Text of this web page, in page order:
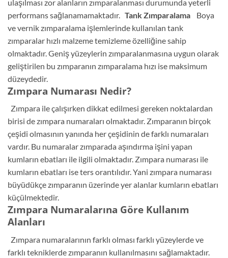
ulaşılması zor alanların zımparalanması durumunda yeterli
performans sağlanamamaktadır. Tank Zımparalama
Boya
ve vernik zımparalama işlemlerinde kullanılan tank
zımparalar hızlı malzeme temizleme özelliğine sahip
olmaktadır. Geniş yüzeylerin zımparalanmasına uygun olarak
geliştirilen bu zımparanın zımparalama hızı ise maksimum
düzeydedir.
Zımpara Numarası Nedir?
Zımpara ile çalışırken dikkat edilmesi gereken noktalardan
birisi de zımpara numaraları olmaktadır. Zımparanın birçok
çeşidi olmasının yanında her çeşidinin de farklı numaraları
vardır. Bu numaralar zımparada aşındırma işini yapan
kumların ebatları ile ilgili olmaktadır. Zımpara numarası ile
kumların ebatları ise ters orantılıdır. Yani zımpara numarası
büyüdükçe zımparanın üzerinde yer alanlar kumların ebatları
küçülmektedir.
Zımpara Numaralarına Göre Kullanım
Alanları
Zımpara numaralarının farklı olması farklı yüzeylerde ve
farklı tekniklerde zımparanın kullanılmasını sağlamaktadır.